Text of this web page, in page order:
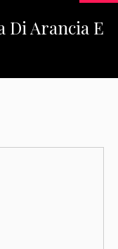
Di Arancia E